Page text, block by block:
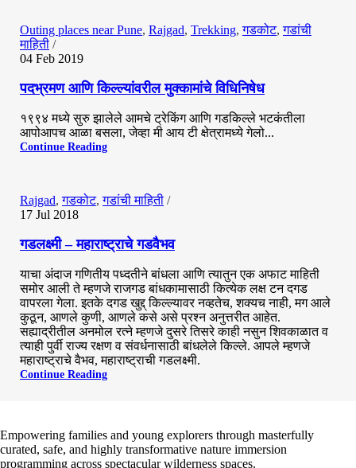
Outing places near Pune, Rajgad, Trekking,गडकोट,गडांची
माहिती
04 Feb 2019
पदभ्रमण आणि किल्ल्यांवरील मुक्कामांचे विधिनिषेध
१९९४ मध्ये सुरु झालेले आमचे ट्रेकिंग आणि गडकिल्ले भटकंतीला
आपोआपच आळा बसला, जेव्हा मी आय टी क्षेत्रामध्ये गेलो...
Continue Reading
Hemant Vavale
0
Rajgad,गडकोट,गडांची माहिती
17 Jul 2018
गडलक्ष्मी – महाराष्ट्राचे गडवैभव
याचा अंदाज गणितीय पध्दतीने बांधला आणि त्यातुन एक अफाट माहिती
समोर आली ते म्हणजे राजगड बांधकामासाठी कित्येक लक्ष टन दगड
वापरला गेला. इतके दगड खुद्द् किल्ल्यावर नव्हतेच, शक्यच नाही, मग आले
कुठून, आणले कुणी, आणले कसे असे प्रश्न अनुत्तरीत आहेत.
सह्याद्रीतील अनमोल रत्ने म्हणजे दुसरे तिसरे काही नसुन शिवकाळात व
त्याही पुर्वी राज्य रक्षण व संवर्धनासाठी बांधलेले किल्ले. आपले म्हणजे
महाराष्ट्राचे वैभव, महाराष्ट्राची गडलक्ष्मी.
Continue Reading
Empowering families and young explorers through masterfully
curated, safe, and highly transformative nature immersion
programming across spectacular wilderness spaces.